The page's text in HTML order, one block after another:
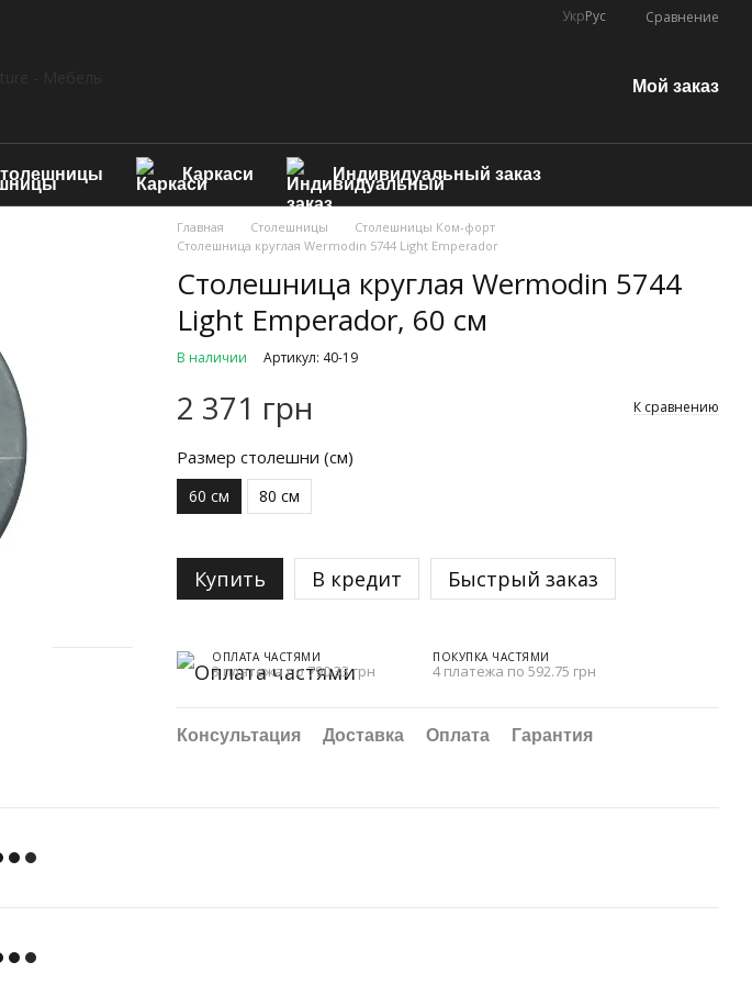
УкрРус Сравнение
Мой заказ
Каркаси Индивидуальный заказ
Главная Столешницы
Столешницы Ком-форт
Столешница круглая Wermodin 5744 Light Emperador
Столешница круглая Wermodin 5744
Light Emperador, 60 см
В наличии Артикул: 40-19
2 371 грн К сравнению
Размер столешни (см)
60 см 80 см
Купить В кредит Быстрый заказ
ОПЛАТА ЧАСТЯМИ
3 платежа по 790.33 грн
ПОКУПКА ЧАСТЯМИ
4 платежа по 592.75 грн
Консультация Доставка Оплата Гарантия